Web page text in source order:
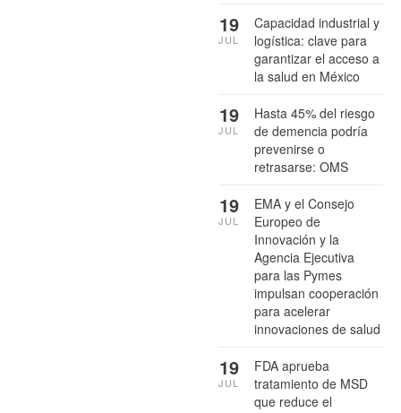
Capacidad industrial y
logística: clave para
garantizar el acceso a
la salud en México
19
JUL
Hasta 45% del riesgo
de demencia podría
prevenirse o
retrasarse: OMS
19
JUL
EMA y el Consejo
Europeo de
Innovación y la
Agencia Ejecutiva
para las Pymes
impulsan cooperación
para acelerar
innovaciones de salud
19
JUL
FDA aprueba
tratamiento de MSD
que reduce el
19
JUL